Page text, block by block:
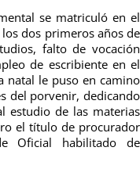
se matriculó en el
dos primeros años de
falto de vocación
de escribiente en el
natal le puso en camino
del porvenir, dedicando
estudio de las materias
el título de procurador
Oficial habilitado de